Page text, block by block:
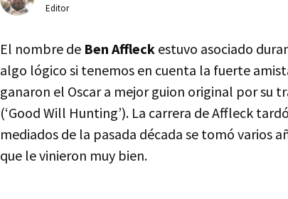
Editor
El nombre de Ben Affleck estuvo asociado
algo lógico si tenemos en cuenta la fuerte
ganaron el Oscar a mejor guion original por su
(‘Good Will Hunting’). La carrera de Affleck
mediados de la pasada década se tomó varios
que le vinieron muy bien.